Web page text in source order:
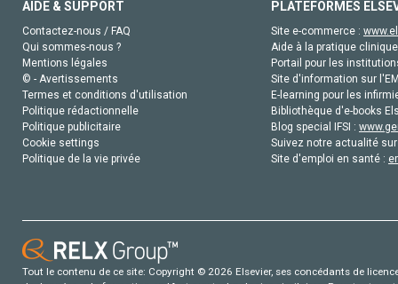
AIDE & SUPPORT
Contactez-nous / FAQ
Qui sommes-nous ?
Mentions légales
© - Avertissements
Termes et conditions d'utilisation
Politique rédactionnelle
Politique publicitaire
Cookie settings
Politique de la vie privée
PLATEFORMES
Site e-commerce :
Aide à la pratique
Portail pour les
Site d'information sur
E-learning pour les
Bibliothèque d'e-books
Blog special IFSI :
Suivez notre actualité
Site d'emploi en santé :
Tout le contenu de ce site: Copyright © 2026 Elsevier, ses concédants de